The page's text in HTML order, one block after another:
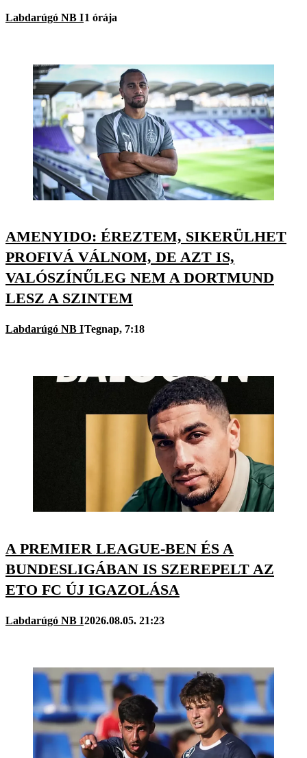
Labdarúgó NB I1 órája
AMENYIDO: ÉREZTEM, SIKERÜLHET
PROFIVÁ VÁLNOM, DE AZT IS,
VALÓSZÍNŰLEG NEM A DORTMUND
LESZ A SZINTEM
Labdarúgó NB ITegnap, 7:18
A PREMIER LEAGUE-BEN ÉS A
BUNDESLIGÁBAN IS SZEREPELT AZ
ETO FC ÚJ IGAZOLÁSA
Labdarúgó NB I2026.08.05. 21:23